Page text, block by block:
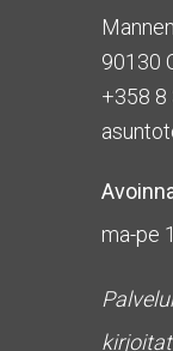
90130
+358 8
ma-pe